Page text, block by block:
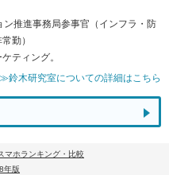
推進事務局参事官（インフラ・防
勤）
ティング。
≫鈴木研究室についての詳細はこちら
マホランキング・比較
年版